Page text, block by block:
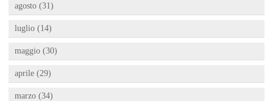
agosto (31)
luglio (14)
maggio (30)
aprile (29)
marzo (34)